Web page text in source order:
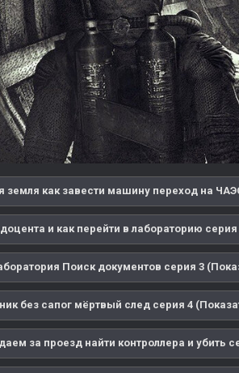
земля как завести машину переход на
и как перейти в лабораторию
Поиск документов серия 3
без сапог мёртвый след серия 4
за проезд найти контроллера и убить